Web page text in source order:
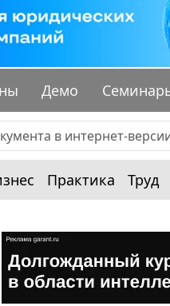
Демо
Практика Труд